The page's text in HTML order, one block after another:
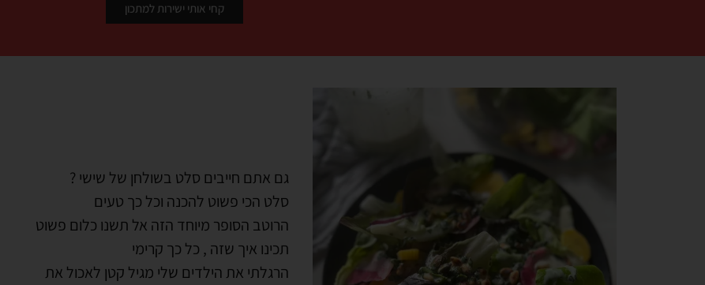
קחי אותי ישירות למתכון
גם אתם חייבים סלט בשולחן של שישי ?
סלט הכי פשוט להכנה וכל כך טעים
הרוטב הסופר מיוחד הזה אל תשנו כלום פשוט
תכינו איך שזה , כל כך קרימי
הרגלתי את הילדים שלי מגיל קטן לאכול את